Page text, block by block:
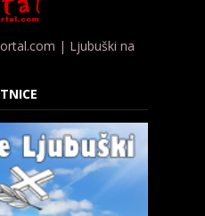
| Ljubuški na